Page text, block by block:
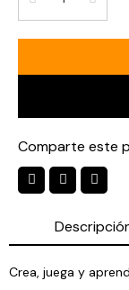
Comparte este
Crea, juega y